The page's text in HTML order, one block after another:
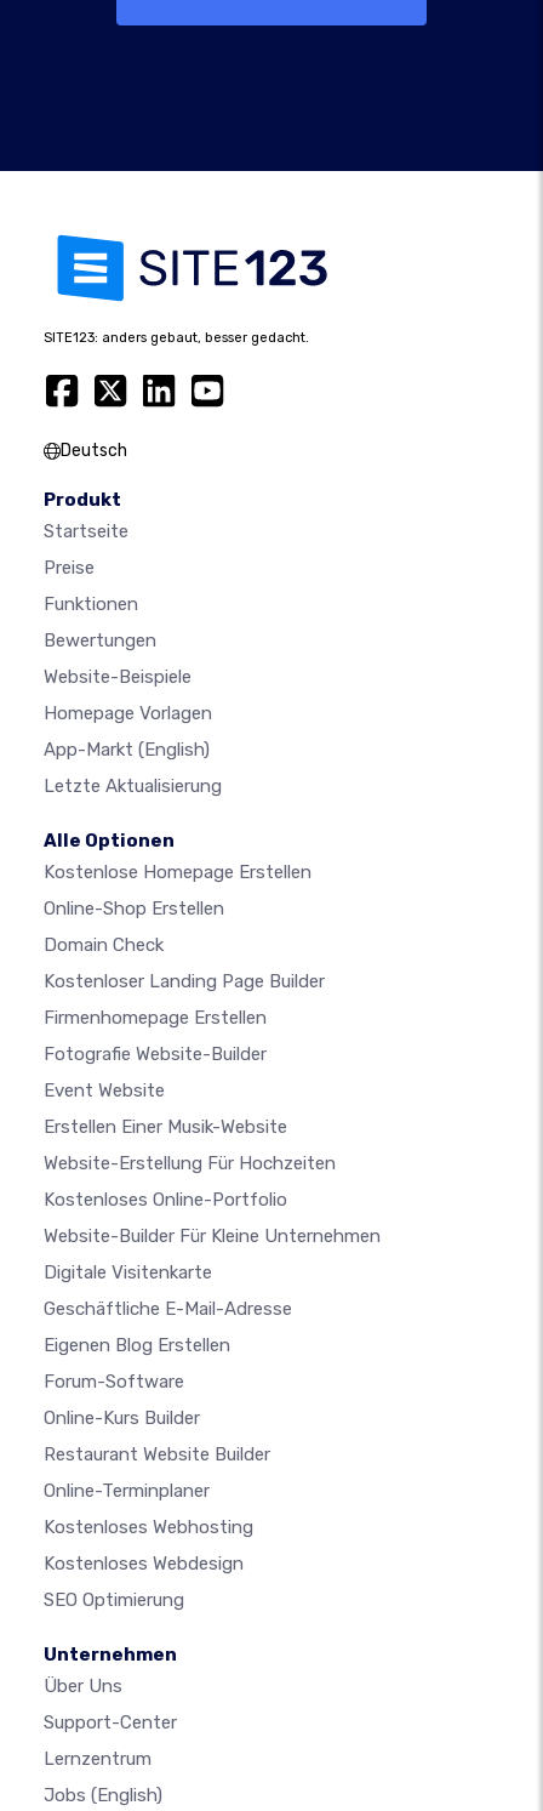
SITE123: anders gebaut, besser gedacht.
Deutsch
Produkt
Startseite
Preise
Funktionen
Bewertungen
Website-Beispiele
Homepage Vorlagen
App-Markt (English)
Letzte Aktualisierung
Alle Optionen
Kostenlose Homepage Erstellen
Online-Shop Erstellen
Domain Check
Kostenloser Landing Page Builder
Firmenhomepage Erstellen
Fotografie Website-Builder
Event Website
Erstellen Einer Musik-Website
Website-Erstellung Für Hochzeiten
Kostenloses Online-Portfolio
Website-Builder Für Kleine Unternehmen
Digitale Visitenkarte
Geschäftliche E-Mail-Adresse
Eigenen Blog Erstellen
Forum-Software
Online-Kurs Builder
Restaurant Website Builder
Online-Terminplaner
Kostenloses Webhosting
Kostenloses Webdesign
SEO Optimierung
Unternehmen
Über Uns
Support-Center
Lernzentrum
Jobs (English)